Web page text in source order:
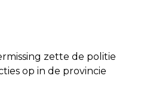
zette de politie
op in de provincie